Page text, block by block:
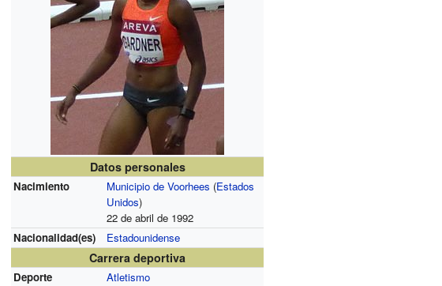
Datos personales
Nacimiento Municipio de Voorhees (Estados
Unidos)
22 de abril de 1992
Nacionalidad(es)
Estadounidense
Carrera deportiva
Deporte Atletismo